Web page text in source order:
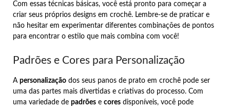
Com essas técnicas básicas, você está pronto para começar a
criar seus próprios designs em crochê. Lembre-se de praticar e
não hesitar em experimentar diferentes combinações de pontos
para encontrar o estilo que mais combina com você!
Padrões e Cores para Personalização
A personalização dos seus panos de prato em crochê pode ser
uma das partes mais divertidas e criativas do processo. Com
uma variedade de padrões e cores disponíveis, você pode